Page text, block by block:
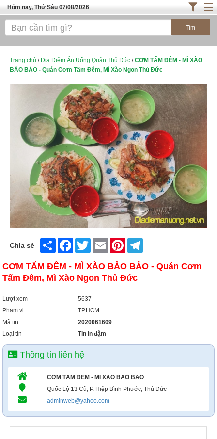
Hôm nay, Thứ Sáu 07/08/2026
Trang chủ
Cafe - Kem- Trà Sữa
Thực Phẩm Nông Hải Sản
ĐỊA ĐIỂM ĂN UỐNG HÀ NỘI
TOP QUÁN ĂN
Trang chủ /Địa Điểm Ăn Uống Quận Thủ Đức /CƠM TẤM ĐÊM - MÌ XÀO
BẢO BẢO - Quán Cơm Tấm Đêm, Mì Xào Ngon Thủ Đức
Chia sẻ Share FacebookTwitter Email Pinterest
CƠM TẤM ĐÊM - MÌ XÀO BẢO BẢO - Quán Cơm
Tấm Đêm, Mì Xào Ngon Thủ Đức
Lượt xem
5637
Phạm vi
TP.HCM
Mã tin
2020061609
Loại tin
Tin in đậm
Thông tin liên hệ
CƠM TẤM ĐÊM - MÌ XÀO BẢO BẢO
Quốc Lộ 13 Cũ, P. Hiệp Bình Phước, Thủ Đức
adminweb@yahoo.com